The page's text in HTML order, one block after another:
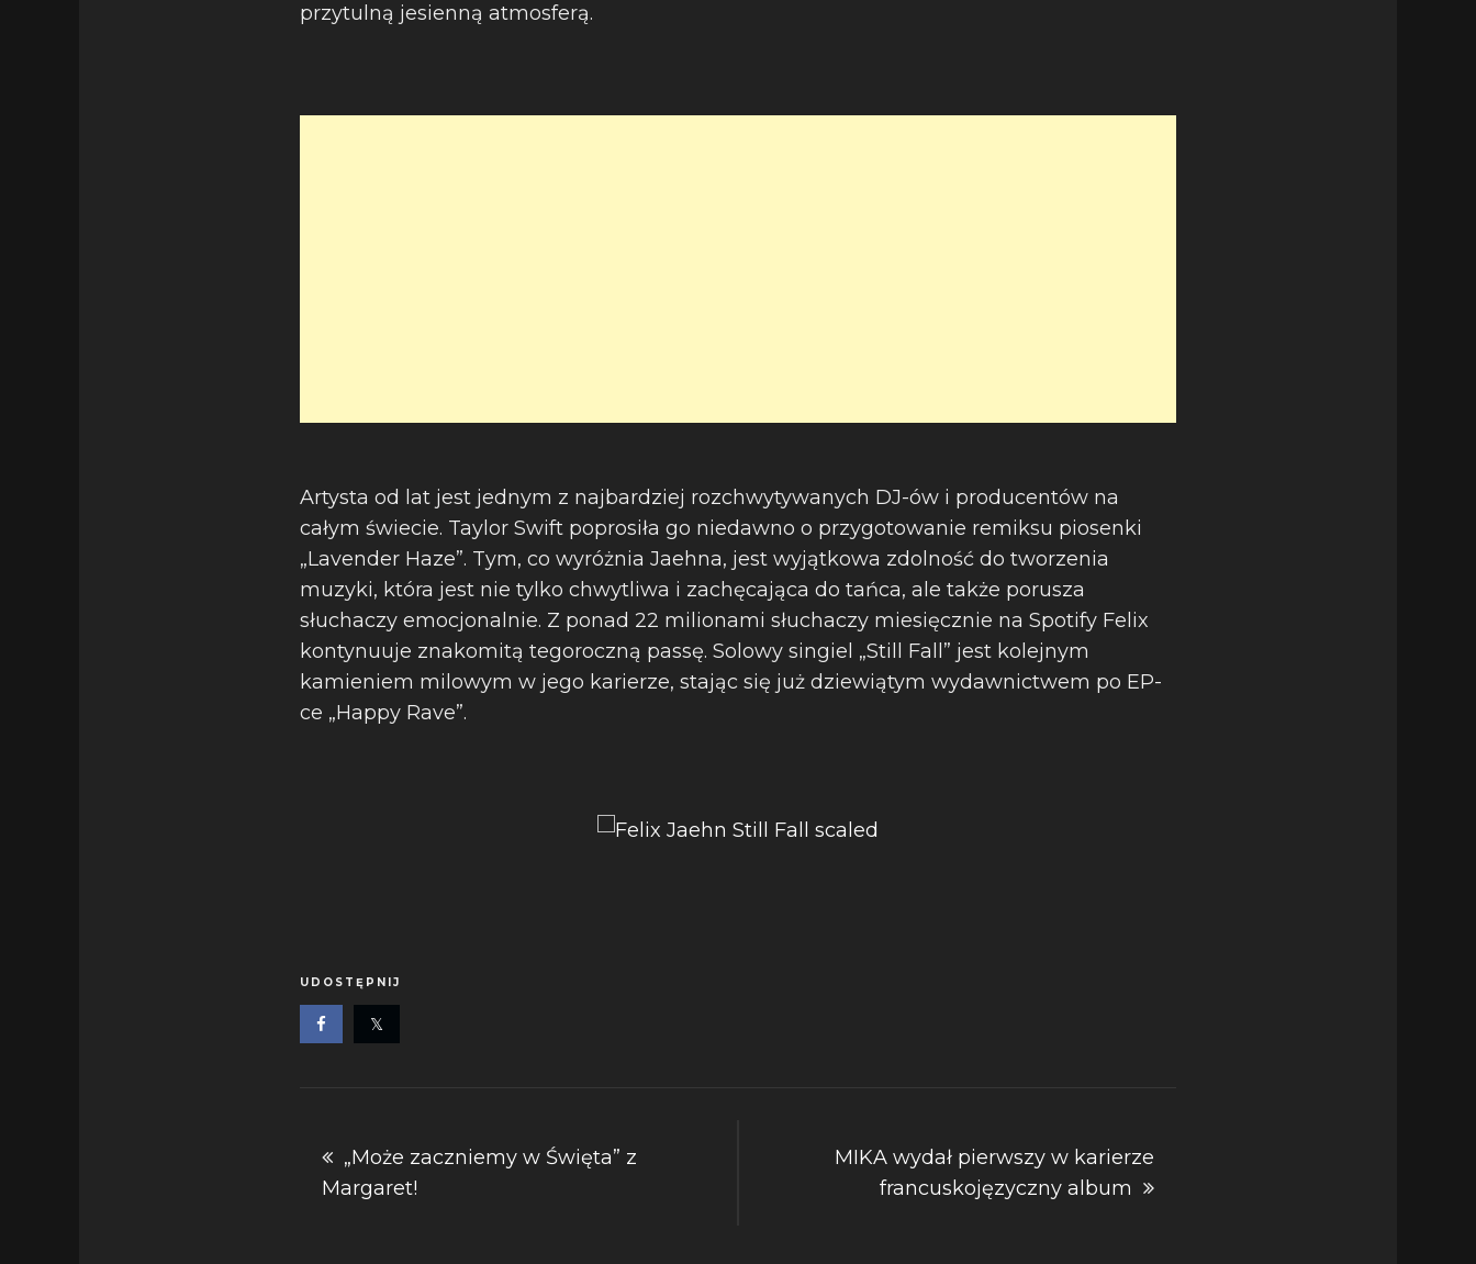
przytulną jesienną atmosferą.
Artysta od lat jest jednym z najbardziej rozchwytywanych DJ-ów i producentów na
całym świecie. Taylor Swift poprosiła go niedawno o przygotowanie remiksu piosenki
„Lavender Haze”. Tym, co wyróżnia Jaehna, jest wyjątkowa zdolność do tworzenia
muzyki, która jest nie tylko chwytliwa i zachęcająca do tańca, ale także porusza
słuchaczy emocjonalnie. Z ponad 22 milionami słuchaczy miesięcznie na Spotify Felix
kontynuuje znakomitą tegoroczną passę. Solowy singiel „Still Fall” jest kolejnym
kamieniem milowym w jego karierze, stając się już dziewiątym wydawnictwem po EP-
ce „Happy Rave”.
UDOSTĘPNIJ
Nawigacja
wpisu
„Może zaczniemy w Święta” z
Margaret!
MIKA wydał pierwszy w karierze
francuskojęzyczny album